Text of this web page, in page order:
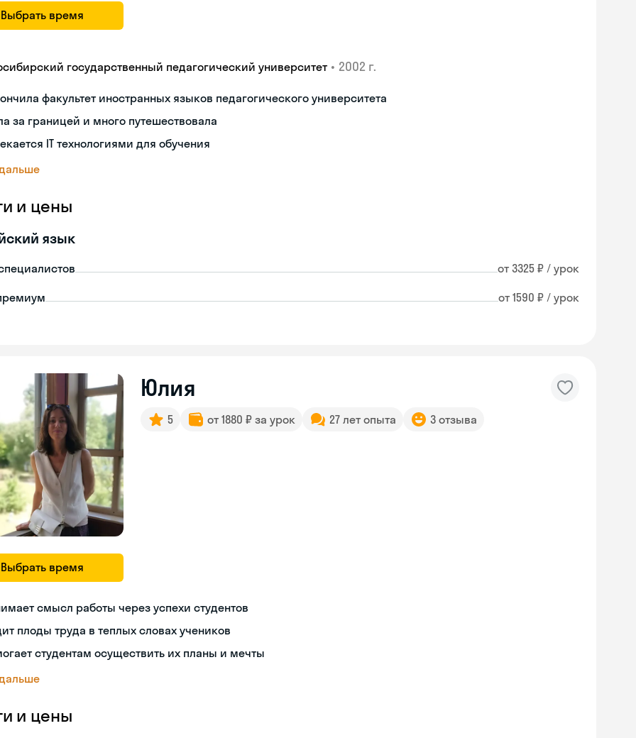
Выбрать время
государственный педагогический университет • 2002 г.
факультет иностранных языков педагогического университета
за границей и много путешествовала
IT технологиями для обучения
и цены
язык
от 3325 ₽ / урок
от 1590 ₽ / урок
Выбрать время
Юлия
5 от 1880 ₽ за урок 27 лет опыта 3 отзыва
смысл работы через успехи студентов
плоды труда в теплых словах учеников
студентам осуществить их планы и мечты
и цены